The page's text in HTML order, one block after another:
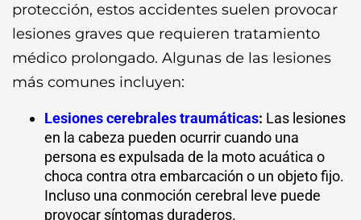
protección, estos accidentes suelen provocar
lesiones graves que requieren tratamiento
médico prolongado. Algunas de las lesiones
más comunes incluyen:
Lesiones cerebrales traumáticas: Las lesiones
en la cabeza pueden ocurrir cuando una
persona es expulsada de la moto acuática o
choca contra otra embarcación o un objeto fijo.
Incluso una conmoción cerebral leve puede
provocar síntomas duraderos.